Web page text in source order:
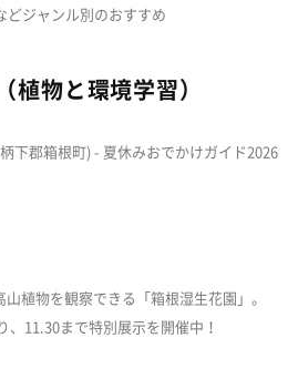
どジャンル別のおすすめ
（植物と環境学習）
植物を観察できる「箱根湿生花園」。
、11.30まで特別展示を開催中！